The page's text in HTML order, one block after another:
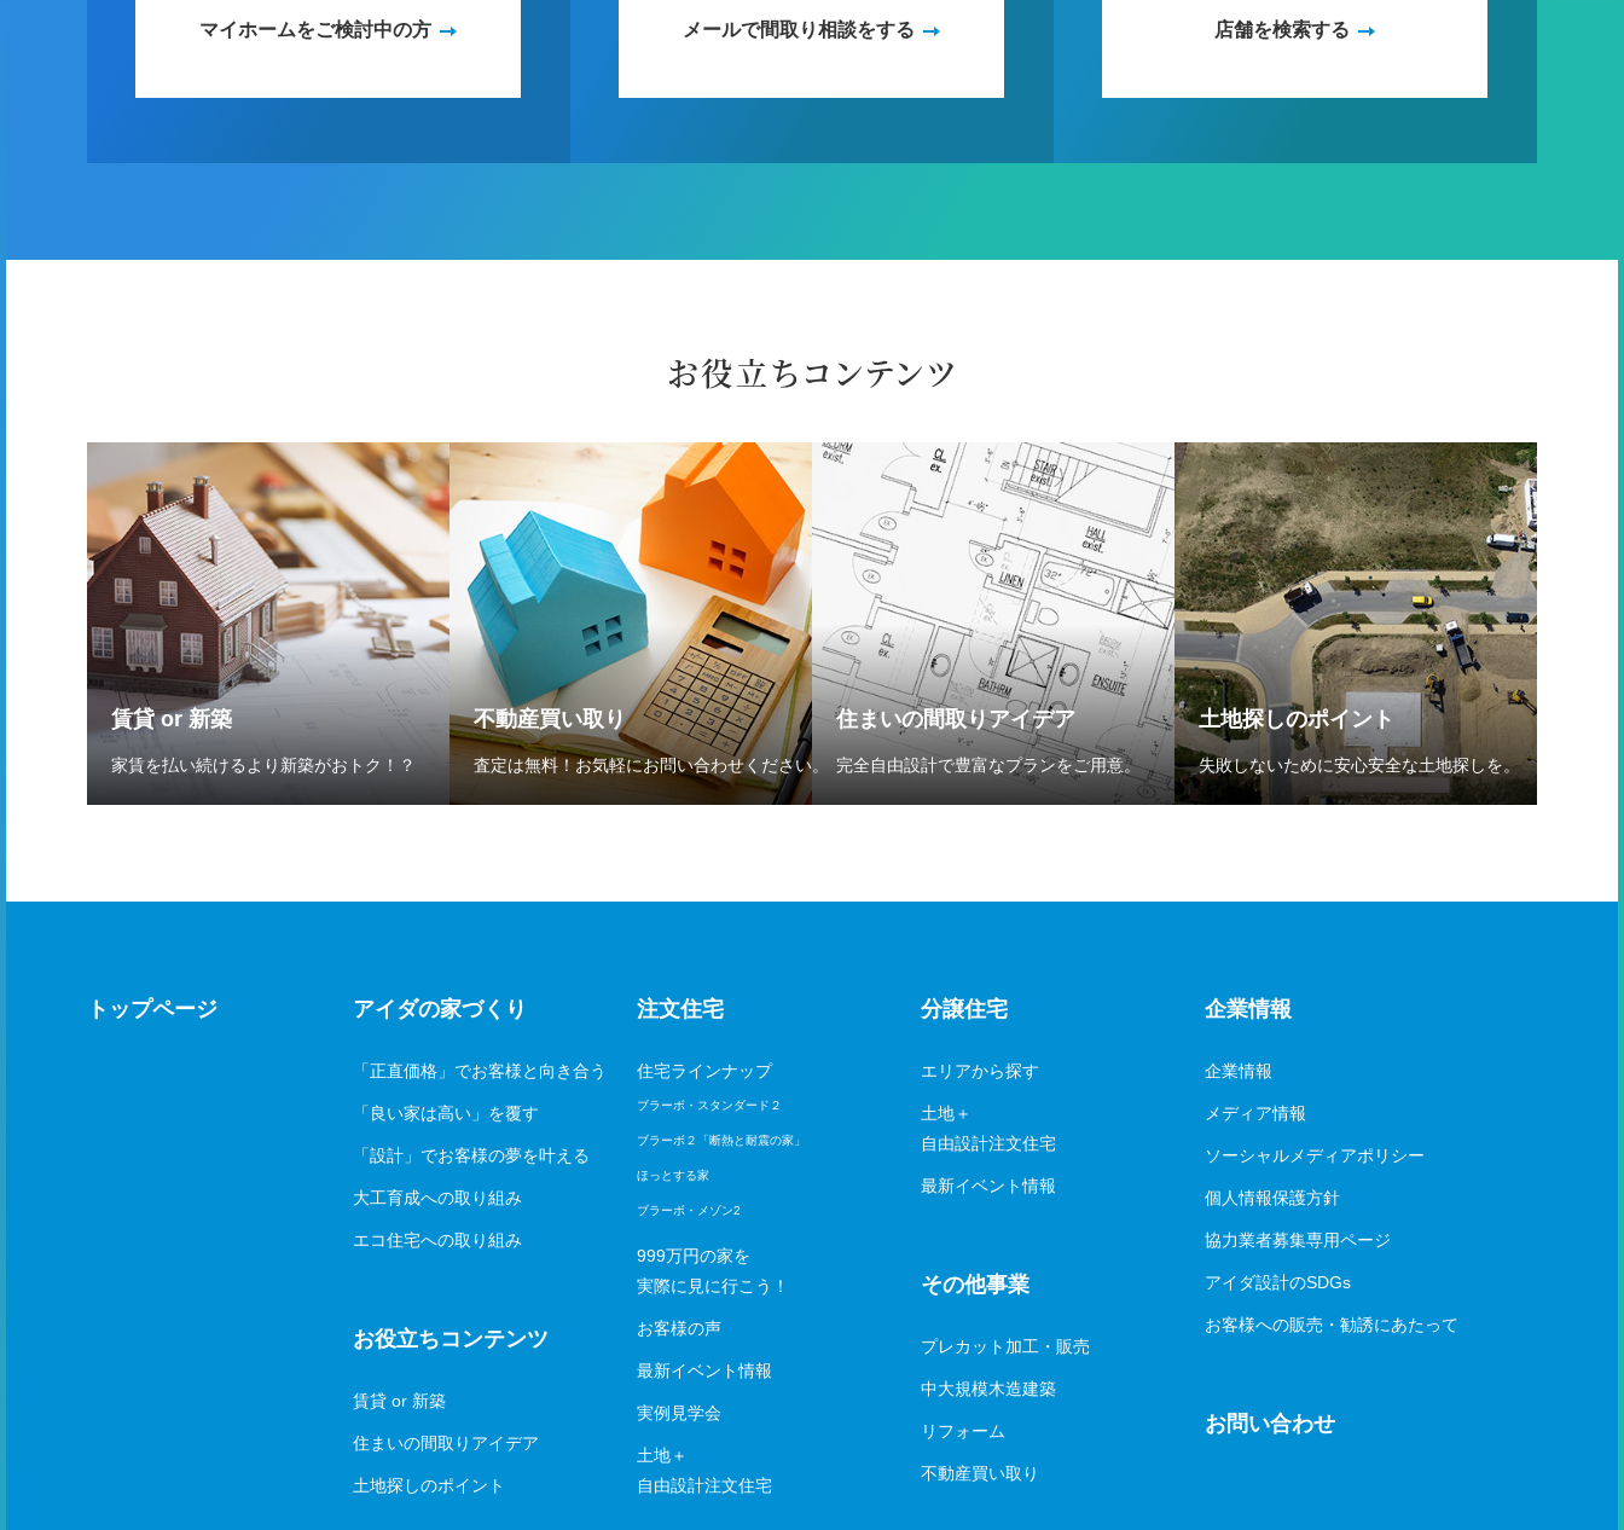
マイホームをご検討中の方 メールで間取り相談をする 店舗を検索する
お役立ちコンテンツ
賃貸 or 新築
家賃を払い続けるより新築がおトク！？
不動産買い取り
査定は無料！お気軽にお問い合わせください。
住まいの間取りアイデア
完全自由設計で豊富なプランをご用意。
土地探しのポイント
失敗しないために安心安全な土地探しを。
トップページ アイダの家づくり
「正直価格」でお客様と向き合う
「良い家は高い」を覆す
「設計」でお客様の夢を叶える
大工育成への取り組み
エコ住宅への取り組み
お役立ちコンテンツ
賃貸 or 新築
住まいの間取りアイデア
土地探しのポイント
注文住宅
住宅ラインナップ
ブラーボ・スタンダード２
ブラーボ２「断熱と耐震の家」
ほっとする家
ブラーボ・メゾン2
999万円の家を
実際に見に行こう！
お客様の声
最新イベント情報
実例見学会
土地＋
自由設計注文住宅
分譲住宅
エリアから探す
土地＋
自由設計注文住宅
最新イベント情報
その他事業
プレカット加工・販売
中大規模木造建築
リフォーム
不動産買い取り
企業情報
企業情報
メディア情報
ソーシャルメディアポリシー
個人情報保護方針
協力業者募集専用ページ
アイダ設計のSDGs
お客様への販売・勧誘にあたって
お問い合わせ